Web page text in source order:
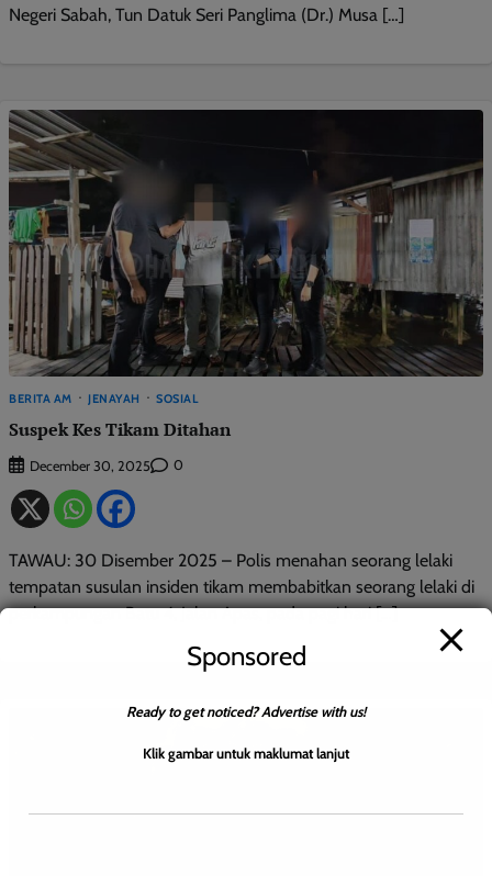
Negeri Sabah, Tun Datuk Seri Panglima (Dr.) Musa […]
BERITA AM JENAYAH SOSIAL
Suspek Kes Tikam Ditahan
December 30, 2025 0
TAWAU: 30 Disember 2025 – Polis menahan seorang lelaki
tempatan susulan insiden tikam membabitkan seorang lelaki di
perkampungan Batu 4, Jalan Apas, pada pagi hari […]
Sponsored
Ready to get noticed? Advertise with us!
Klik gambar untuk maklumat lanjut